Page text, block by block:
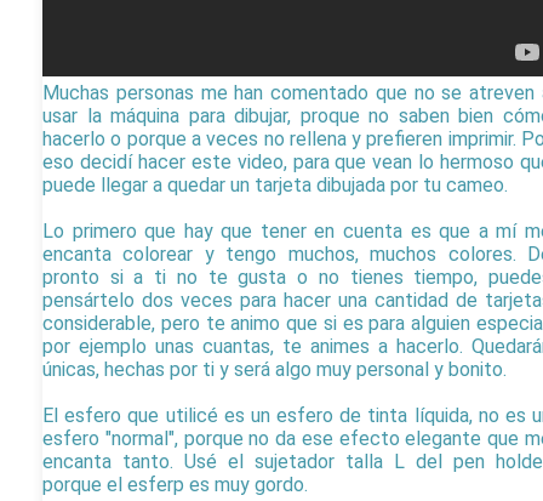
Muchas personas me han comentado que no se atreven
usar la máquina para dibujar, proque no saben bien
hacerlo o porque a veces no rellena y prefieren imprimir.
eso decidí hacer este video, para que vean lo hermoso
puede llegar a quedar un tarjeta dibujada por tu cameo.
Lo primero que hay que tener en cuenta es que a mí
encanta colorear y tengo muchos, muchos colores.
pronto si a ti no te gusta o no tienes tiempo,
pensártelo dos veces para hacer una cantidad de
considerable, pero te animo que si es para alguien
por ejemplo unas cuantas, te animes a hacerlo.
únicas, hechas por ti y será algo muy personal y bonito.
El esfero que utilicé es un esfero de tinta líquida, no es
esfero "normal", porque no da ese efecto elegante que
encanta tanto. Usé el sujetador talla L del pen
porque el esferp es muy gordo.